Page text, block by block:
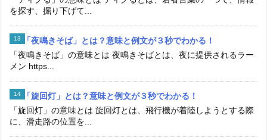
を探す、掘り下げて...
「夜鳴きそば」とは？意味と例文が３秒でわかる！
「夜鳴きそば」の意味とは 夜鳴きそばとは、夜に提供されるラー
メン https...
「旋回灯」とは？意味と例文が３秒でわかる！
「旋回灯」の意味とは 旋回灯とは、飛行機が着陸しようとする際
に、滑走路の位置を...